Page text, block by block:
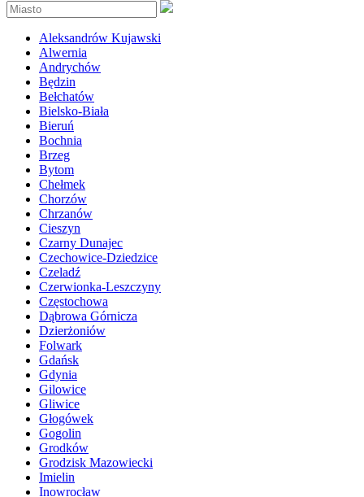
Aleksandrów Kujawski
Alwernia
Andrychów
Będzin
Bełchatów
Bielsko-Biała
Bieruń
Bochnia
Brzeg
Bytom
Chełmek
Chorzów
Chrzanów
Cieszyn
Czarny Dunajec
Czechowice-Dziedzice
Czeladź
Czerwionka-Leszczyny
Częstochowa
Dąbrowa Górnicza
Dzierżoniów
Folwark
Gdańsk
Gdynia
Gilowice
Gliwice
Głogówek
Gogolin
Grodków
Grodzisk Mazowiecki
Imielin
Inowrocław